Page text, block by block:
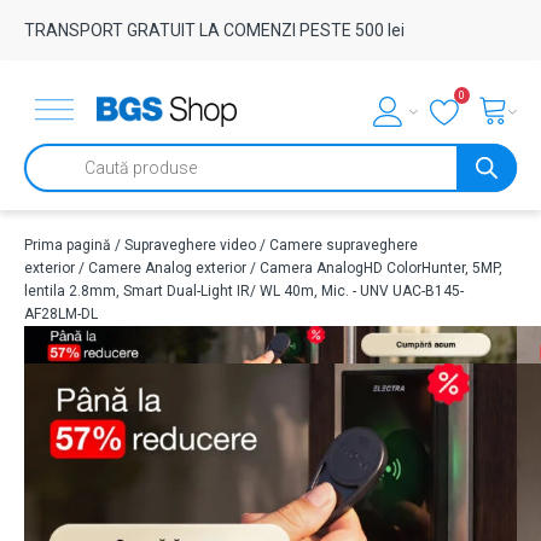
TRANSPORT GRATUIT LA COMENZI PESTE 500 lei
0
Products
search
Prima pagină / Supraveghere video / Camere supraveghere
exterior / Camere Analog exterior / Camera AnalogHD ColorHunter, 5MP,
lentila 2.8mm, Smart Dual-Light IR/ WL 40m, Mic. - UNV UAC-B145-
AF28LM-DL